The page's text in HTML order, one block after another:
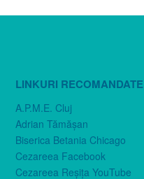
LINKURI RECOMANDATE
A.P.M.E. Cluj
Adrian Tămăşan
Biserica Betania Chicago
Cezareea Facebook
Cezareea Reşiţa YouTube